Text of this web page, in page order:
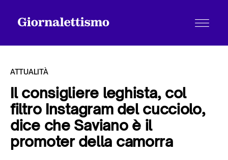
Tutti gli articoli
Chi siamo
ATTUALITÀ
Il consigliere leghista, col
filtro Instagram del cucciolo,
dice che Saviano è il
promoter della camorra